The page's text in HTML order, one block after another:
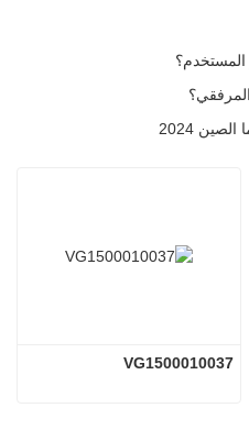
المستخدم؟
2024
VG1500010037